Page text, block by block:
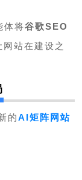
体将谷歌SEO
站在建设之
的AI矩阵网站